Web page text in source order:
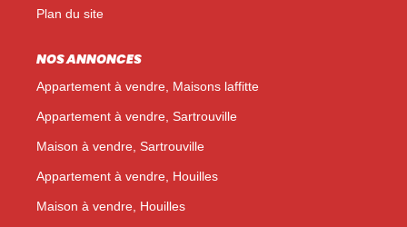
Plan du site
NOS ANNONCES
Appartement à vendre, Maisons laffitte
Appartement à vendre, Sartrouville
Maison à vendre, Sartrouville
Appartement à vendre, Houilles
Maison à vendre, Houilles